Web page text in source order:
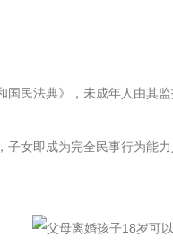
民法典》，未成年人由其
女即成为完全民事行为能